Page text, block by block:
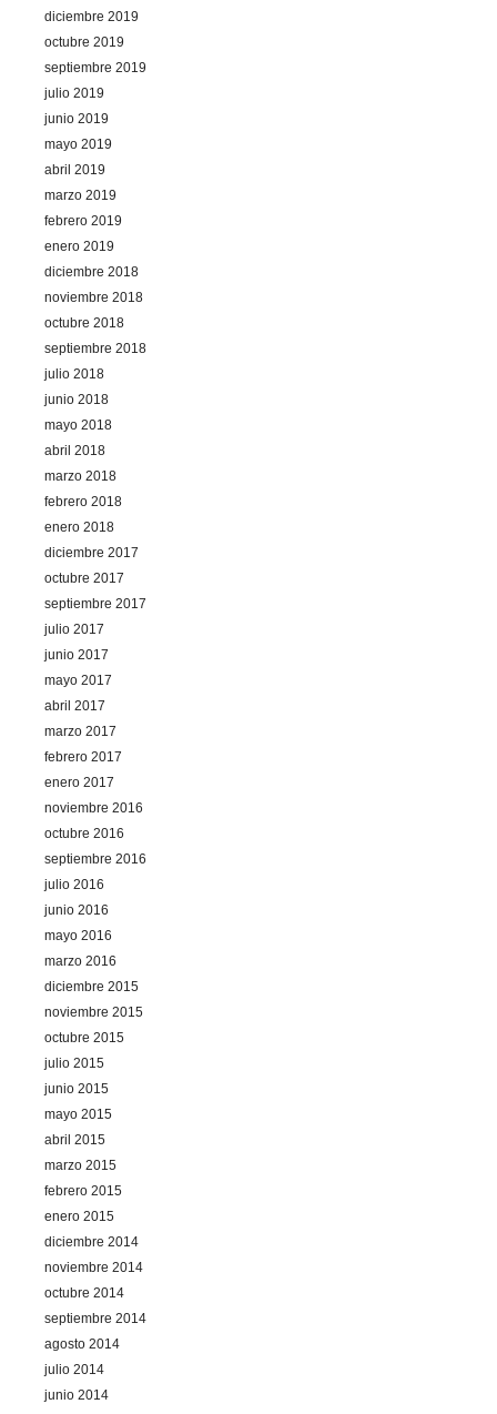
diciembre 2019
octubre 2019
septiembre 2019
julio 2019
junio 2019
mayo 2019
abril 2019
marzo 2019
febrero 2019
enero 2019
diciembre 2018
noviembre 2018
octubre 2018
septiembre 2018
julio 2018
junio 2018
mayo 2018
abril 2018
marzo 2018
febrero 2018
enero 2018
diciembre 2017
octubre 2017
septiembre 2017
julio 2017
junio 2017
mayo 2017
abril 2017
marzo 2017
febrero 2017
enero 2017
noviembre 2016
octubre 2016
septiembre 2016
julio 2016
junio 2016
mayo 2016
marzo 2016
diciembre 2015
noviembre 2015
octubre 2015
julio 2015
junio 2015
mayo 2015
abril 2015
marzo 2015
febrero 2015
enero 2015
diciembre 2014
noviembre 2014
octubre 2014
septiembre 2014
agosto 2014
julio 2014
junio 2014